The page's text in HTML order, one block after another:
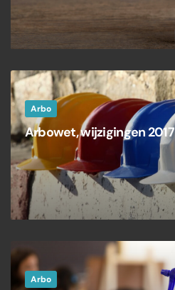
Arbo
Arbowet, wijzigingen 2017
Arbo